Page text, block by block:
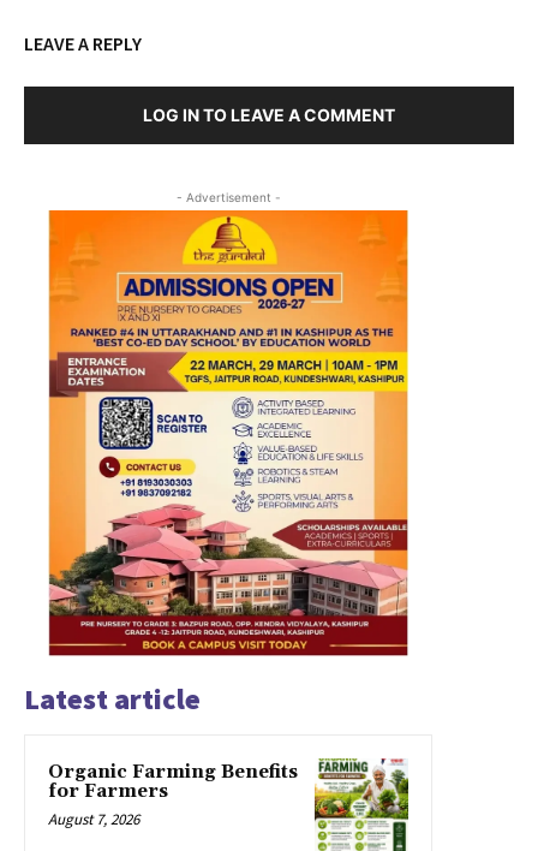
LEAVE A REPLY
LOG IN TO LEAVE A COMMENT
- Advertisement -
Latest article
Organic Farming Benefits
for Farmers
August 7, 2026